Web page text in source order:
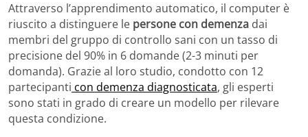
Attraverso l’apprendimento automatico, il computer è
riuscito a distinguere le persone con demenza dai
membri del gruppo di controllo sani con un tasso di
precisione del 90% in 6 domande (2-3 minuti per
domanda). Grazie al loro studio, condotto con 12
partecipanti con demenza diagnosticata, gli esperti
sono stati in grado di creare un modello per rilevare
questa condizione.